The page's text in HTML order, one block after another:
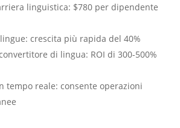
linguistica: $780 per dipendente
crescita più rapida del 40%
di lingua: ROI di 300-500%
tempo reale: consente operazioni